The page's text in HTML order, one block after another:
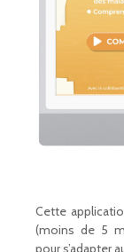
Cette
(moins de 5